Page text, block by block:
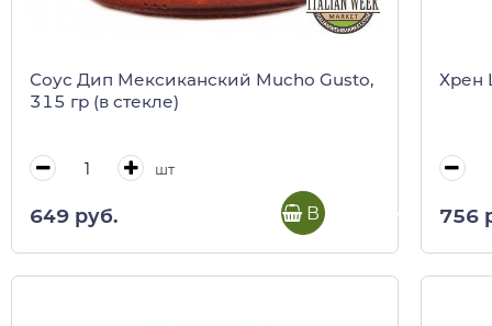
Соус Дип Мексиканский Mucho Gusto,
315 гр (в стекле)
шт
649 руб. В корзину
Хрен
756